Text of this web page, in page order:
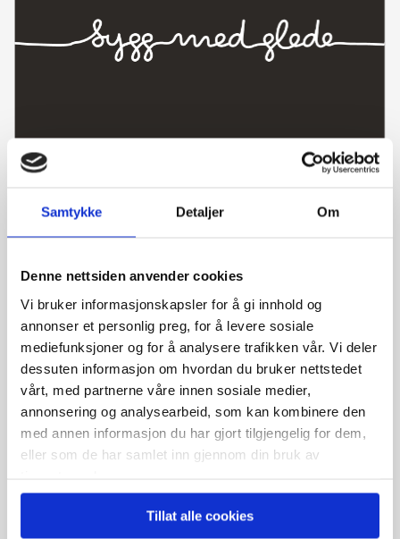
Samtykke Detaljer Om
Denne nettsiden anvender cookies
Vi bruker informasjonskapsler for å gi innhold og
annonser et personlig preg, for å levere sosiale
mediefunksjoner og for å analysere trafikken vår. Vi deler
dessuten informasjon om hvordan du bruker nettstedet
vårt, med partnerne våre innen sosiale medier,
annonsering og analysearbeid, som kan kombinere den
med annen informasjon du har gjort tilgjengelig for dem,
eller som de har samlet inn gjennom din bruk av
Tillat alle cookies
Sjukehusveien 19, 4373 Egersund
Lasteinveien 94, 4374 Egersund